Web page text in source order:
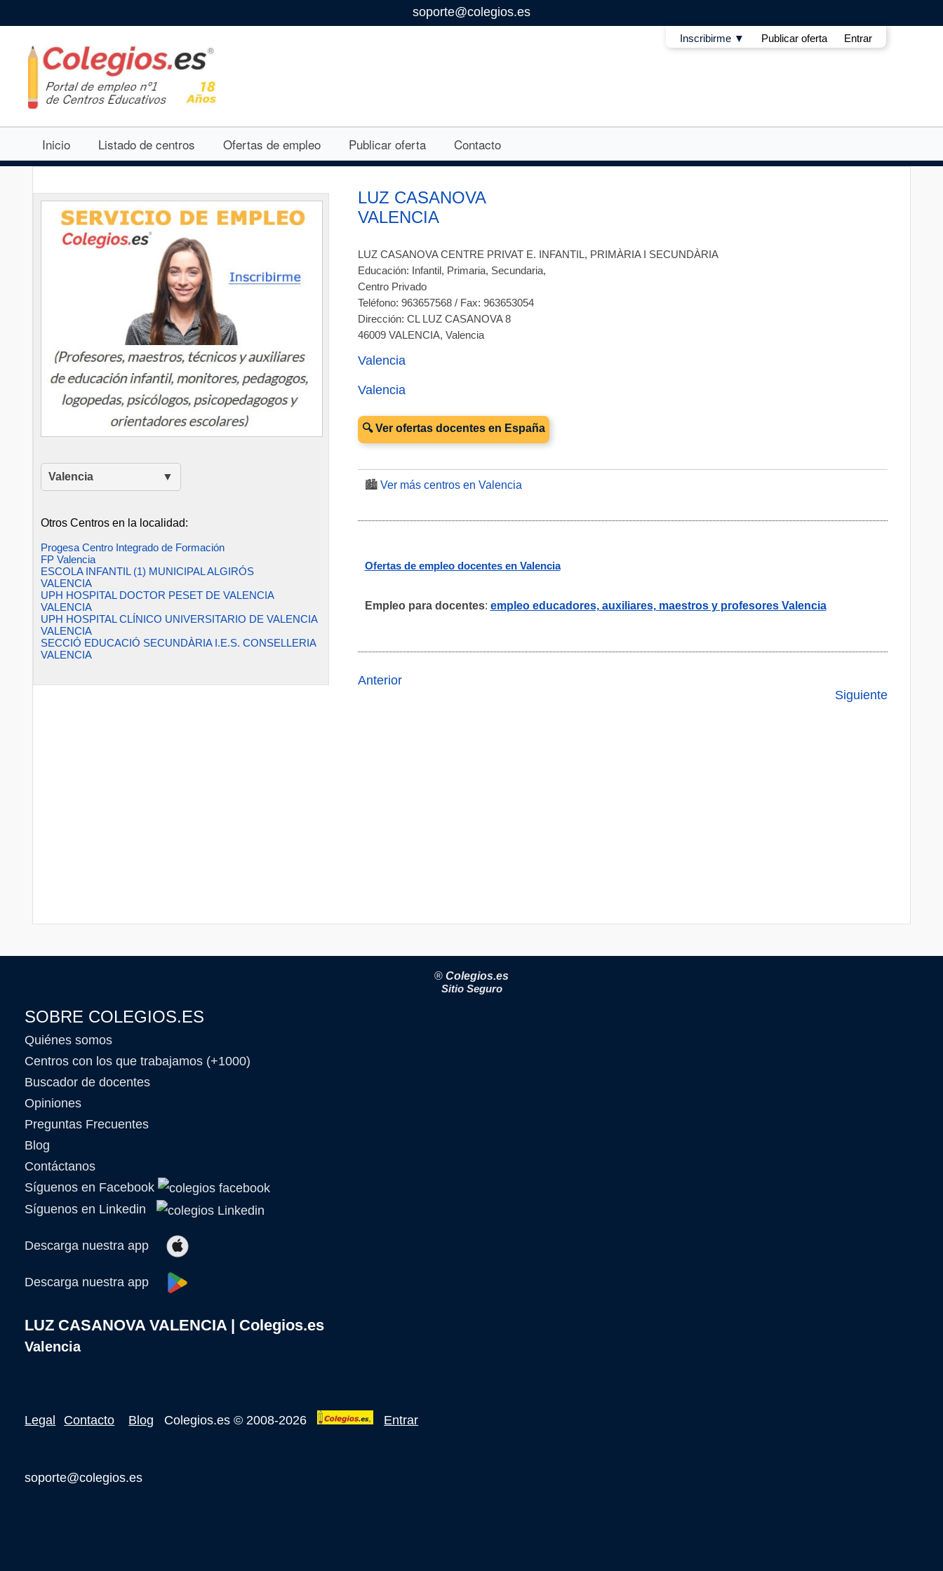
soporte@colegios.es
Inscribirme ▼ Publicar oferta Entrar
Inicio Listado de centros Ofertas de empleo Publicar oferta Contacto
LUZ CASANOVA
VALENCIA
LUZ CASANOVA CENTRE PRIVAT E. INFANTIL, PRIMÀRIA I SECUNDÀRIA
Educación: Infantil, Primaria, Secundaria,
Centro Privado
Teléfono: 963657568 / Fax: 963653054
Dirección: CL LUZ CASANOVA 8
46009 VALENCIA, Valencia
Valencia
Valencia
🔍 Ver ofertas docentes en España
🏙️ Ver más centros en Valencia
Ofertas de empleo docentes en Valencia
Empleo para docentes: empleo educadores, auxiliares, maestros y profesores Valencia
Anterior
Siguiente
Valencia
Otros Centros en la localidad:
Progesa Centro Integrado de Formación
FP Valencia
ESCOLA INFANTIL (1) MUNICIPAL ALGIRÓS
VALENCIA
UPH HOSPITAL DOCTOR PESET DE VALENCIA
VALENCIA
UPH HOSPITAL CLÍNICO UNIVERSITARIO DE VALENCIA
VALENCIA
SECCIÓ EDUCACIÓ SECUNDÀRIA I.E.S. CONSELLERIA
VALENCIA
® Colegios.es
Sitio Seguro
SOBRE COLEGIOS.ES
Quiénes somos
Centros con los que trabajamos (+1000)
Buscador de docentes
Opiniones
Preguntas Frecuentes
Blog
Contáctanos
Síguenos en Facebook
Síguenos en Linkedin
Descarga nuestra app
Descarga nuestra app
LUZ CASANOVA VALENCIA | Colegios.es
Valencia
Legal Contacto Blog Colegios.es © 2008-2026 Entrar
soporte@colegios.es